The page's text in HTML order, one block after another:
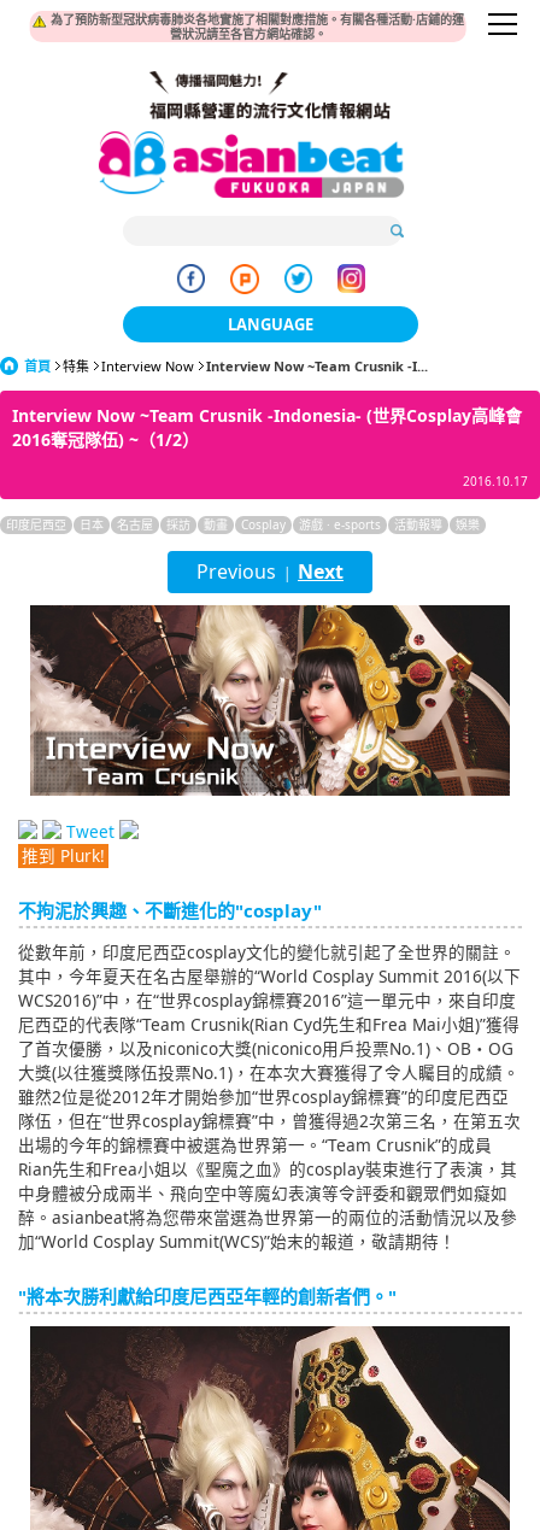
為了預防新型冠狀病毒肺炎各地實施了相關對應措施。有關各種活動·店鋪的運
營狀況請至各官方網站確認。
LANGUAGE
日本語
한국어
繁體中文
English
ภาษาไทย
tiéng Viêt
Bahasa Indonesia
首頁 特集 Interview Now Interview Now ~Team Crusnik -I...
Interview Now ~Team Crusnik -Indonesia- (世界Cosplay高峰會
2016奪冠隊伍) ~（1/2）
2016.10.17
印度尼西亞 日本 名古屋 採訪 動畫 Cosplay 游戲 · e-sports 活動報導 娛樂
Previous | Next
Tweet
推到 Plurk!
不拘泥於興趣、不斷進化的"cosplay"
從數年前，印度尼西亞cosplay文化的變化就引起了全世界的關註。
其中，今年夏天在名古屋舉辦的“World Cosplay Summit 2016(以下
WCS2016)”中，在“世界cosplay錦標賽2016”這一單元中，來自印度
尼西亞的代表隊“Team Crusnik(Rian Cyd先生和Frea Mai小姐)”獲得
了首次優勝，以及niconico大獎(niconico用戶投票No.1)、OB・OG
大獎(以往獲獎隊伍投票No.1)，在本次大賽獲得了令人矚目的成績。
雖然2位是從2012年才開始參加“世界cosplay錦標賽”的印度尼西亞
隊伍，但在“世界cosplay錦標賽”中，曾獲得過2次第三名，在第五次
出場的今年的錦標賽中被選為世界第一。“Team Crusnik”的成員
Rian先生和Frea小姐以《聖魔之血》的cosplay裝束進行了表演，其
中身體被分成兩半、飛向空中等魔幻表演等令評委和觀眾們如癡如
醉。asianbeat將為您帶來當選為世界第一的兩位的活動情況以及參
加“World Cosplay Summit(WCS)”始末的報道，敬請期待！
"將本次勝利獻給印度尼西亞年輕的創新者們。"